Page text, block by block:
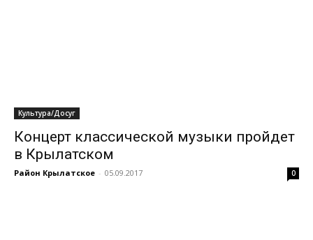
Культура/Досуг
Концерт классической музыки пройдет
в Крылатском
Район Крылатское - 05.09.2017 0